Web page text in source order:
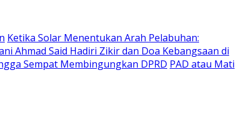
Ketika Solar Menentukan Arah Pelabuhan:
Ahmad Said Hadiri Zikir dan Doa Kebangsaan di
Sempat Membingungkan DPRD PAD atau Mati